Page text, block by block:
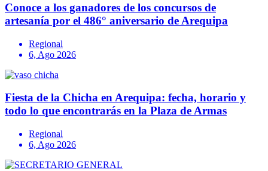
Conoce a los ganadores de los concursos de
artesanía por el 486° aniversario de Arequipa
Regional
6, Ago 2026
Fiesta de la Chicha en Arequipa: fecha, horario y
todo lo que encontrarás en la Plaza de Armas
Regional
6, Ago 2026